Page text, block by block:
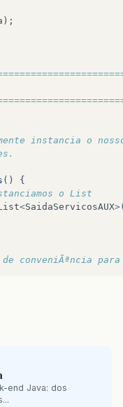
);
instancia o
()
{
o List
<SaidaServicosAUX>
de conveniÃªncia
end Java: dos